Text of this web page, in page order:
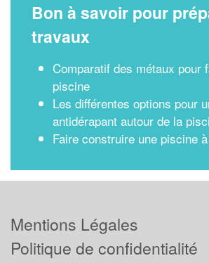
Bon à savoir pour
travaux
Comparatif des métaux pour
piscine
Les différentes options pour
antidérapant autour de la
Faire construire une piscine
Mentions Légales
Politique de confidentialité